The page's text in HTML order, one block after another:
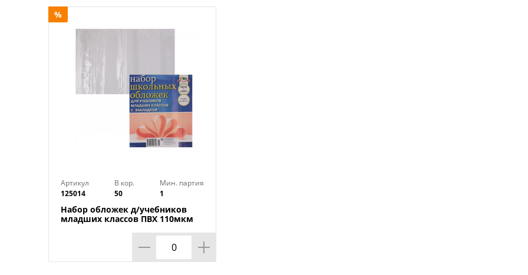
Количество цветов : 12 цветов
Профиль карандаша : Шестигранный
Размер упаковки : 20,7х8,7х1 см
Цвет : Микс
Страна производства : Россия
%
Артикул
125014
В кор.
50
Мин. партия
1
Набор обложек д/учебников
младших классов ПВХ 110мкм